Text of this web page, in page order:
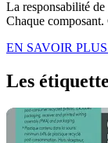
La responsabilité de
Chaque
EN SAVOIR
Les